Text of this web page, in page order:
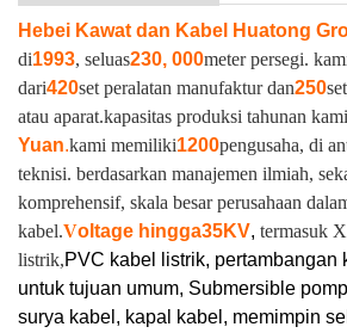
Hebei Kawat dan Kabel Huatong
di1993, seluas230, 000meter persegi.
dari420set peralatan manufaktur dan250
atau aparat.kapasitas produksi tahunan
Yuan.kami memiliki1200pengusaha, di
teknisi. berdasarkan manajemen ilmiah,
komprehensif, skala besar perusahaan
kabel.Voltage hingga35KV, termasuk
listrik,PVC kabel listrik, pertambangan
untuk tujuan umum, Submersible
surya kabel, kapal kabel, memimpin